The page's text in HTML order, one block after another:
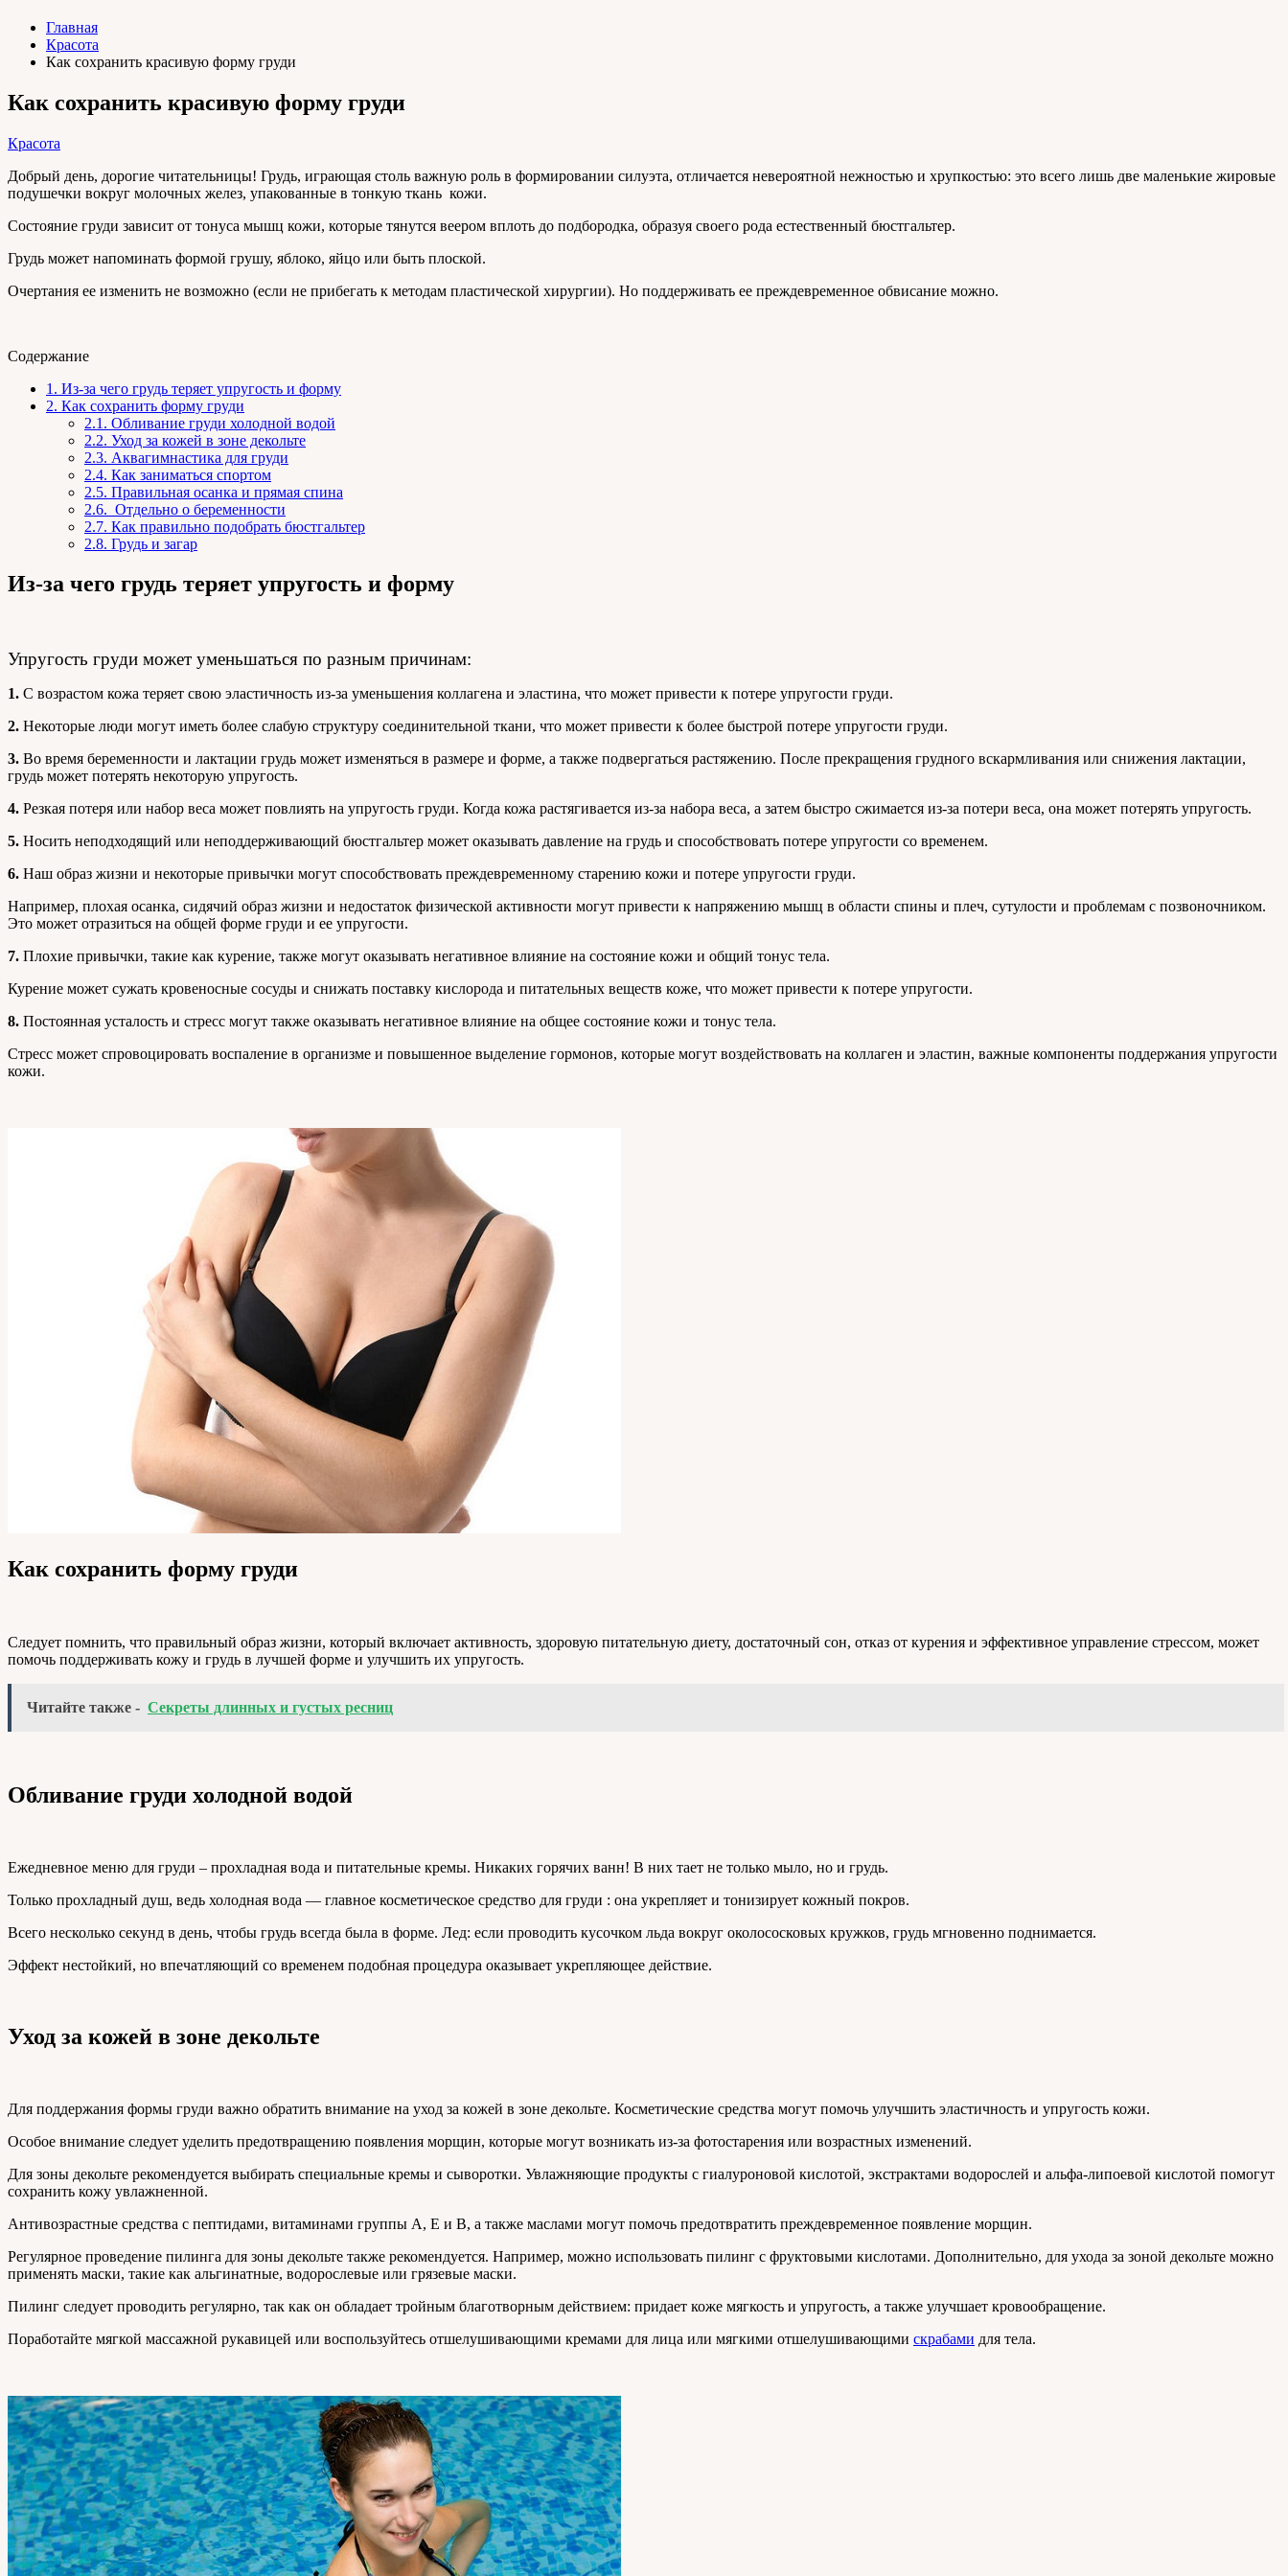
Главная
Красота
Как сохранить красивую форму груди
Как сохранить красивую форму груди
Красота
Добрый день, дорогие читательницы! Грудь, играющая столь важную роль в формировании силуэта, отличается невероятной нежностью и хрупкостью: это всего лишь две маленькие жировые
подушечки вокруг молочных желез, упакованные в тонкую ткань кожи.
Состояние груди зависит от тонуса мышц кожи, которые тянутся веером вплоть до подбородка, образуя своего рода естественный бюстгальтер.
Грудь может напоминать формой грушу, яблоко, яйцо или быть плоской.
Очертания ее изменить не возможно (если не прибегать к методам пластической хирургии). Но поддерживать ее преждевременное обвисание можно.
Содержание
1. Из-за чего грудь теряет упругость и форму
2. Как сохранить форму груди
2.1. Обливание груди холодной водой
2.2. Уход за кожей в зоне декольте
2.3. Аквагимнастика для груди
2.4. Как заниматься спортом
2.5. Правильная осанка и прямая спина
2.6. Отдельно о беременности
2.7. Как правильно подобрать бюстгальтер
2.8. Грудь и загар
Из-за чего грудь теряет упругость и форму
Упругость груди может уменьшаться по разным причинам:
1. С возрастом кожа теряет свою эластичность из-за уменьшения коллагена и эластина, что может привести к потере упругости груди.
2. Некоторые люди могут иметь более слабую структуру соединительной ткани, что может привести к более быстрой потере упругости груди.
3. Во время беременности и лактации грудь может изменяться в размере и форме, а также подвергаться растяжению. После прекращения грудного вскармливания или снижения лактации,
грудь может потерять некоторую упругость.
4. Резкая потеря или набор веса может повлиять на упругость груди. Когда кожа растягивается из-за набора веса, а затем быстро сжимается из-за потери веса, она может потерять упругость.
5. Носить неподходящий или неподдерживающий бюстгальтер может оказывать давление на грудь и способствовать потере упругости со временем.
6. Наш образ жизни и некоторые привычки могут способствовать преждевременному старению кожи и потере упругости груди.
Например, плохая осанка, сидячий образ жизни и недостаток физической активности могут привести к напряжению мышц в области спины и плеч, сутулости и проблемам с позвоночником.
Это может отразиться на общей форме груди и ее упругости.
7. Плохие привычки, такие как курение, также могут оказывать негативное влияние на состояние кожи и общий тонус тела.
Курение может сужать кровеносные сосуды и снижать поставку кислорода и питательных веществ коже, что может привести к потере упругости.
8. Постоянная усталость и стресс могут также оказывать негативное влияние на общее состояние кожи и тонус тела.
Стресс может спровоцировать воспаление в организме и повышенное выделение гормонов, которые могут воздействовать на коллаген и эластин, важные компоненты поддержания упругости
кожи.
Как сохранить форму груди
Следует помнить, что правильный образ жизни, который включает активность, здоровую питательную диету, достаточный сон, отказ от курения и эффективное управление стрессом, может
помочь поддерживать кожу и грудь в лучшей форме и улучшить их упругость.
Читайте также - Секреты длинных и густых ресниц
Обливание груди холодной водой
Ежедневное меню для груди – прохладная вода и питательные кремы. Никаких горячих ванн! В них тает не только мыло, но и грудь.
Только прохладный душ, ведь холодная вода — главное косметическое средство для груди : она укрепляет и тонизирует кожный покров.
Всего несколько секунд в день, чтобы грудь всегда была в форме. Лед: если проводить кусочком льда вокруг околососковых кружков, грудь мгновенно поднимается.
Эффект нестойкий, но впечатляющий со временем подобная процедура оказывает укрепляющее действие.
Уход за кожей в зоне декольте
Для поддержания формы груди важно обратить внимание на уход за кожей в зоне декольте. Косметические средства могут помочь улучшить эластичность и упругость кожи.
Особое внимание следует уделить предотвращению появления морщин, которые могут возникать из-за фотостарения или возрастных изменений.
Для зоны декольте рекомендуется выбирать специальные кремы и сыворотки. Увлажняющие продукты с гиалуроновой кислотой, экстрактами водорослей и альфа-липоевой кислотой помогут
сохранить кожу увлажненной.
Антивозрастные средства с пептидами, витаминами группы А, Е и B, а также маслами могут помочь предотвратить преждевременное появление морщин.
Регулярное проведение пилинга для зоны декольте также рекомендуется. Например, можно использовать пилинг с фруктовыми кислотами. Дополнительно, для ухода за зоной декольте можно
применять маски, такие как альгинатные, водорослевые или грязевые маски.
Пилинг следует проводить регулярно, так как он обладает тройным благотворным действием: придает коже мягкость и упругость, а также улучшает кровообращение.
Поработайте мягкой массажной рукавицей или воспользуйтесь отшелушивающими кремами для лица или мягкими отшелушивающими скрабами для тела.